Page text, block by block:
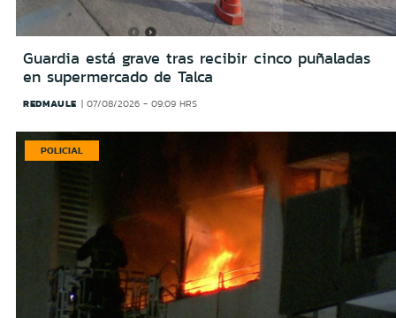
Guardia está grave tras recibir cinco puñaladas
en supermercado de Talca
REDMAULE 07/08/2026 - 09:09 HRS
POLICIAL